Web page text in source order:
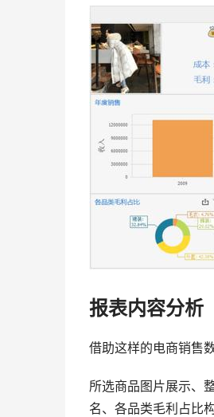
报表内容分析
借助这样的电商销售
所选商品图片展示、
名、各品类毛利占比